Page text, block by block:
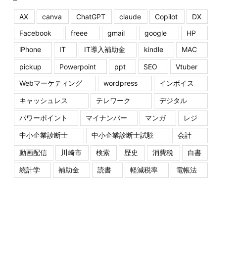
AX canva ChatGPT claude Copilot
DX
Facebook
freee gmail google
HP
iPhone
IT IT導入補助金 kindle MAC
pickup Powerpoint ppt SEO
Vtuber
Webマーケティング
wordpress インボイス
キャッシュレス テレワーク デジタル
パワーポイント マイナンバー マンガ レジ
中小企業診断士 中小企業診断士試験 会計
動画配信 川崎市 検索 歴史 消費税 白書
統計学 補助金 読書 軽減税率 電帳法